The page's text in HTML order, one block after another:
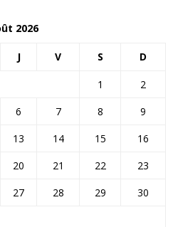
2026
J V S D
1
2
6 7 8
9
13 14 15
16
20 21 22
23
27 28 29
30